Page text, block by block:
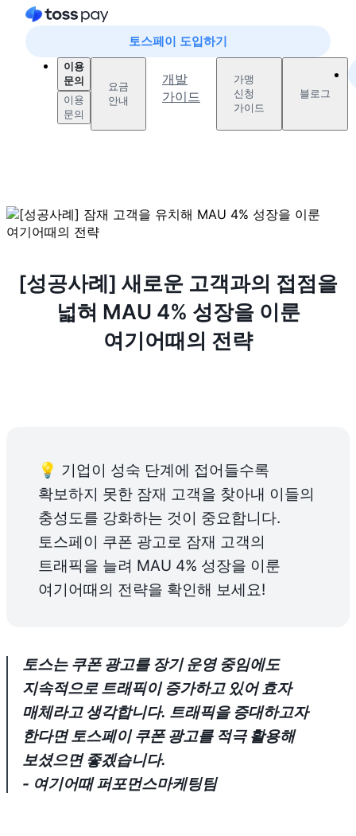
토스페이 도입하기
이용
문의
이용
문의
요금
안내
개발
가이드
가맹
신청
가이드
블로그
[성공사례] 새로운 고객과의 접점을
넓혀 MAU 4% 성장을 이룬
여기어때의 전략
💡 기업이 성숙 단계에 접어들수록
확보하지 못한 잠재 고객을 찾아내 이들의
충성도를 강화하는 것이 중요합니다.
토스페이 쿠폰 광고로 잠재 고객의
트래픽을 늘려 MAU 4% 성장을 이룬
여기어때의 전략을 확인해 보세요!
토스는 쿠폰 광고를 장기 운영 중임에도
지속적으로 트래픽이 증가하고 있어 효자
매체라고 생각합니다. 트래픽을 증대하고자
한다면 토스페이 쿠폰 광고를 적극 활용해
- 여기어때 퍼포먼스마케팅팀